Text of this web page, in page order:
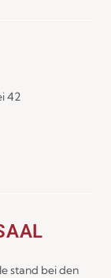
42
stand bei den